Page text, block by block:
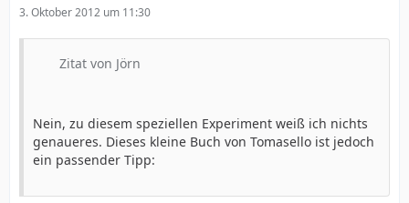
3. Oktober 2012 um 11:30
Zitat von Jörn
Nein, zu diesem speziellen Experiment weiß ich nichts
genaueres. Dieses kleine Buch von Tomasello ist jedoch
ein passender Tipp: